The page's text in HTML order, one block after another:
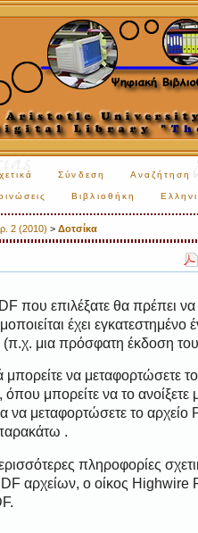
Σύνδεση Αναζήτηση
Βιβλιοθήκη
2 (2010) > Δοτσίκα
που επιλέξατε θα πρέπει
έχει
(π.χ. μια πρόσφατη έκδοση
μπορείτε να μεταφορτώσετε
όπου μπορείτε να το
να μεταφορτώσετε το
.
πληροφορίες
αρχείων, ο οίκος Highwire